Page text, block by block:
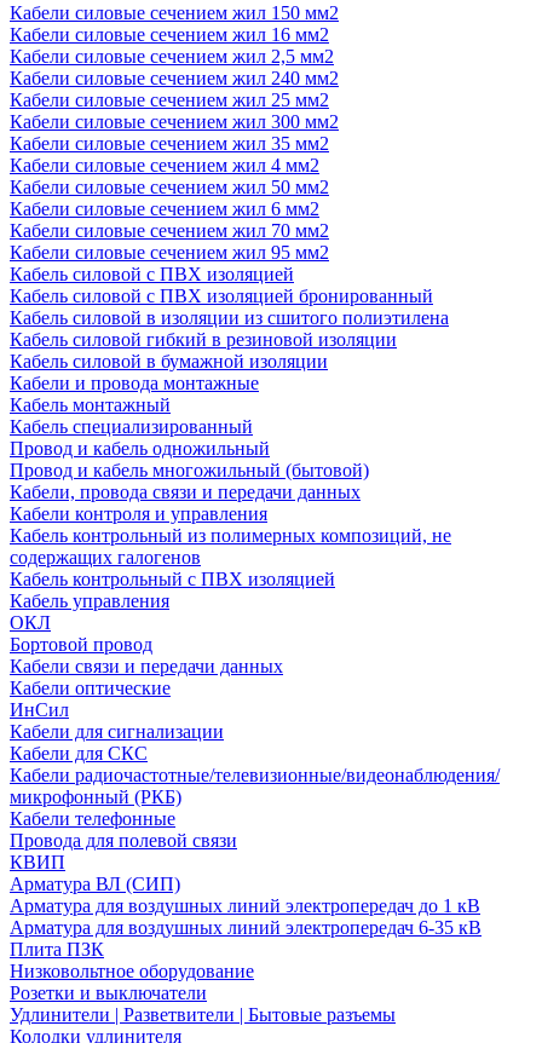
Кабели силовые сечением жил 150 мм2
Кабели силовые сечением жил 16 мм2
Кабели силовые сечением жил 2,5 мм2
Кабели силовые сечением жил 240 мм2
Кабели силовые сечением жил 25 мм2
Кабели силовые сечением жил 300 мм2
Кабели силовые сечением жил 35 мм2
Кабели силовые сечением жил 4 мм2
Кабели силовые сечением жил 50 мм2
Кабели силовые сечением жил 6 мм2
Кабели силовые сечением жил 70 мм2
Кабели силовые сечением жил 95 мм2
Кабель силовой с ПВХ изоляцией
Кабель силовой с ПВХ изоляцией бронированный
Кабель силовой в изоляции из сшитого полиэтилена
Кабель силовой гибкий в резиновой изоляции
Кабель силовой в бумажной изоляции
Кабели и провода монтажные
Кабель монтажный
Кабель специализированный
Провод и кабель одножильный
Провод и кабель многожильный (бытовой)
Кабели, провода связи и передачи данных
Кабели контроля и управления
Кабель контрольный из полимерных композиций, не
содержащих галогенов
Кабель контрольный с ПВХ изоляцией
Кабель управления
ОКЛ
Бортовой провод
Кабели связи и передачи данных
Кабели оптические
ИнСил
Кабели для сигнализации
Кабели для СКС
Кабели радиочастотные/телевизионные/видеонаблюдения/
микрофонный (РКБ)
Кабели телефонные
Провода для полевой связи
КВИП
Арматура ВЛ (СИП)
Арматура для воздушных линий электропередач до 1 кВ
Арматура для воздушных линий электропередач 6-35 кВ
Плита ПЗК
Низковольтное оборудование
Розетки и выключатели
Удлинители | Разветвители | Бытовые разъемы
Колодки удлинителя